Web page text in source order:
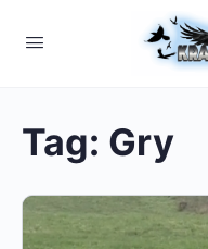
Tag: Gry